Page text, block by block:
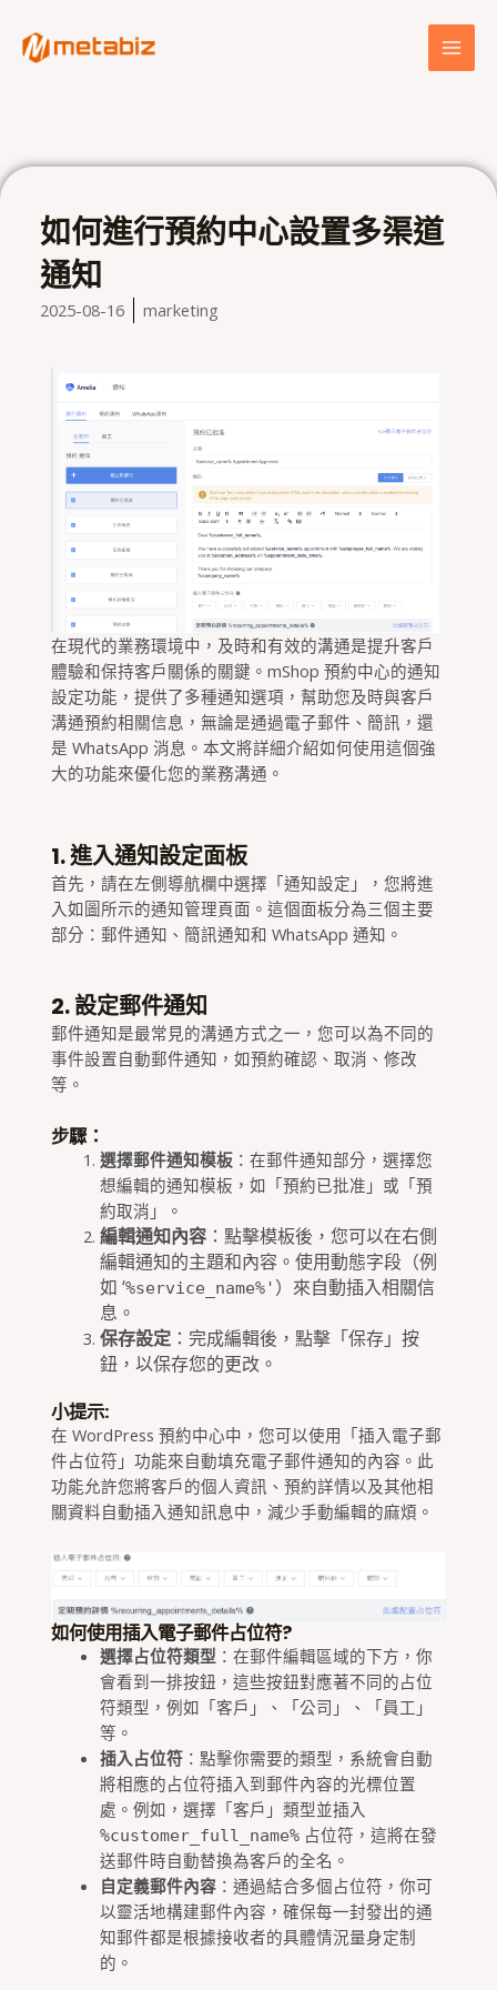
如何進行預約中心設置多渠道
通知
2025-08-16 marketing
在現代的業務環境中，及時和有效的溝通是提升客戶
體驗和保持客戶關係的關鍵。mShop 預約中心的通知
設定功能，提供了多種通知選項，幫助您及時與客戶
溝通預約相關信息，無論是通過電子郵件、簡訊，還
是 WhatsApp 消息。本文將詳細介紹如何使用這個強
大的功能來優化您的業務溝通。
1. 進入通知設定面板
首先，請在左側導航欄中選擇「通知設定」，您將進
入如圖所示的通知管理頁面。這個面板分為三個主要
部分：郵件通知、簡訊通知和 WhatsApp 通知。
2. 設定郵件通知
郵件通知是最常見的溝通方式之一，您可以為不同的
事件設置自動郵件通知，如預約確認、取消、修改
等。
步驟：
選擇郵件通知模板：在郵件通知部分，選擇您
想編輯的通知模板，如「預約已批准」或「預
約取消」。
編輯通知內容：點擊模板後，您可以在右側
編輯通知的主題和內容。使用動態字段（例
如 ‘%service_name%' ）來自動插入相關信
息。
保存設定：完成編輯後，點擊「保存」按
鈕，以保存您的更改。
小提示:
在 WordPress 預約中心中，您可以使用「插入電子郵
件占位符」功能來自動填充電子郵件通知的內容。此
功能允許您將客戶的個人資訊、預約詳情以及其他相
關資料自動插入通知訊息中，減少手動編輯的麻煩。
如何使用插入電子郵件占位符?
選擇占位符類型：在郵件編輯區域的下方，你
會看到一排按鈕，這些按鈕對應著不同的占位
符類型，例如「客戶」、「公司」、「員工」
等。
插入占位符：點擊你需要的類型，系統會自動
將相應的占位符插入到郵件內容的光標位置
處。例如，選擇「客戶」類型並插入
%customer_full_name%占位符，這將在發
送郵件時自動替換為客戶的全名。
自定義郵件內容：通過結合多個占位符，你可
以靈活地構建郵件內容，確保每一封發出的通
知郵件都是根據接收者的具體情況量身定制
的。